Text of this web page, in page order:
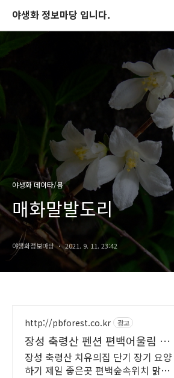
야생화 정보마당 입니다.
야생화 데이타/봄
매화말발도리
야생화정보마당 2021. 9. 11. 23:42
http://pbforest.co.kr 광고
장성 축령산 펜션 편백어울림 산
속, 숲속 휴양
장성 축령산 치유의집 단기 장기 요양
하기 제일 좋은곳 편백숲속위치 맑은